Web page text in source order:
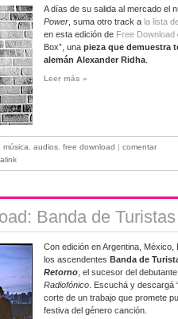
A días de su salida al mercado el
Power , suma otro track a la lista
en esta edición de Free Download
Box”, una pieza que demuestra
alemán Alexander Ridha
Leer más »
música audios free download | comentar
Banda de
Con edición en Argentina, México,
los ascendentes Banda de
Retorno , el sucesor del debutante
Radiofónico . Escuchá y descargá
corte de un trabajo que promete
festiva del género canción.